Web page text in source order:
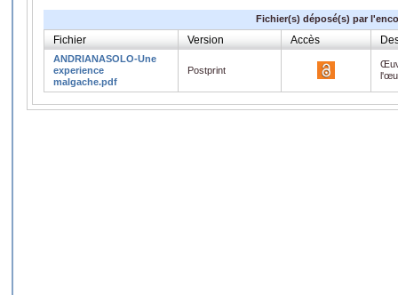
Fichier(s) déposé(s) par
Fichier Version Accès
ANDRIANASOLO-Une
experience
malgache.pdf
Postprint